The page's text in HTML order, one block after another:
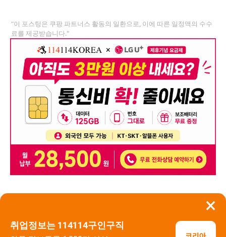
×
취업정보는 114114구인구직
"이 포스팅은 쿠팡 파트너스 활동의 일환으로, 이에 따른 일정액의 수수
료를 제공받습니다."